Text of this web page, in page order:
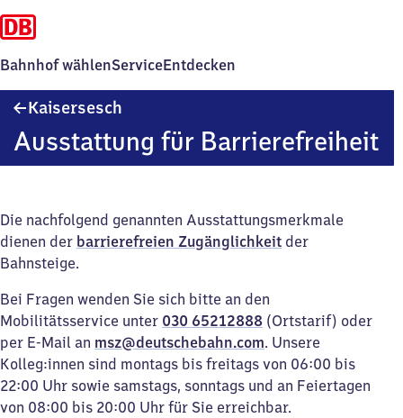
Bahnhof wählenServiceEntdecken
Kaisersesch
Ausstattung für Barrierefreiheit
Die nachfolgend genannten Ausstattungsmerkmale
dienen der barrierefreien Zugänglichkeit der
Bahnsteige.
Bei Fragen wenden Sie sich bitte an den
Mobilitätsservice unter 030 65212888 (Ortstarif) oder
per E-Mail an msz@deutschebahn.com. Unsere
Kolleg:innen sind montags bis freitags von 06:00 bis
22:00 Uhr sowie samstags, sonntags und an Feiertagen
von 08:00 bis 20:00 Uhr für Sie erreichbar.